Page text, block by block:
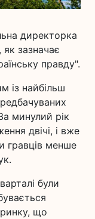
директорка
зазначає
правду".
із найбільш
минулий рік
двічі, і вже
гравців менше
були
що